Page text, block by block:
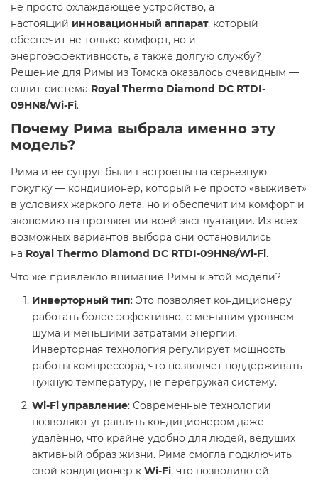
не просто охлаждающее устройство, а
настоящий инновационный аппарат, который
обеспечит не только комфорт, но и
энергоэффективность, а также долгую службу?
Решение для Римы из Томска оказалось очевидным —
сплит-система Royal Thermo Diamond DC RTDI-
09HN8/Wi-Fi.
Почему Рима выбрала именно эту
модель?
Рима и её супруг были настроены на серьёзную
покупку — кондиционер, который не просто «выживет»
в условиях жаркого лета, но и обеспечит им комфорт и
экономию на протяжении всей эксплуатации. Из всех
возможных вариантов выбора они остановились
на Royal Thermo Diamond DC RTDI-09HN8/Wi-Fi.
Что же привлекло внимание Римы к этой модели?
Инверторный тип: Это позволяет кондиционеру
работать более эффективно, с меньшим уровнем
шума и меньшими затратами энергии.
Инверторная технология регулирует мощность
работы компрессора, что позволяет поддерживать
нужную температуру, не перегружая систему.
Wi-Fi управление: Современные технологии
позволяют управлять кондиционером даже
удалённо, что крайне удобно для людей, ведущих
активный образ жизни. Рима смогла подключить
свой кондиционер к Wi-Fi, что позволило ей